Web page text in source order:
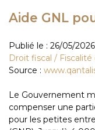
Aide GNL
Publié le : 26/05/2026
Droit fiscal /
Source :
Le Gouvernement
compenser une
pour les petites